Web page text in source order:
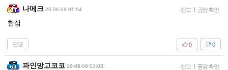
나메크 26-06-06 01:54 신고 | 공감 확인
한심
답글 0
0
파인망고코코 26-06-06 03:03 신고 | 공감 확인